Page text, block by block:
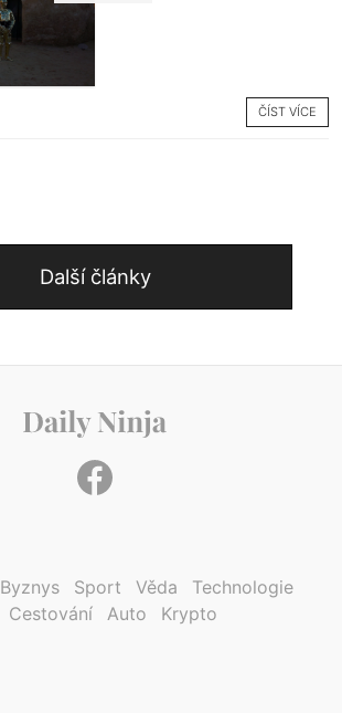
ČÍST VÍCE
Další články
Byznys Sport Věda
Technologie
Cestování Auto Krypto